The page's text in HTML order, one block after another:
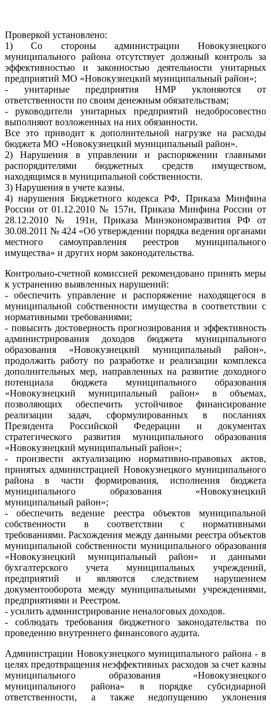
Проверкой установлено:
1) Со стороны администрации Новокузнецкого
муниципального района отсутствует должный контроль за
эффективностью и законностью деятельности унитарных
предприятий МО «Новокузнецкий муниципальный район»;
- унитарные предприятия НМР уклоняются от
ответственности по своим денежным обязательствам;
- руководители унитарных предприятий недобросовестно
выполняют возложенных на них обязанности.
Все это приводит к дополнительной нагрузке на расходы
бюджета МО «Новокузнецкий муниципальный район».
2) Нарушения в управлении и распоряжении главными
распорядителями бюджетных средств имуществом,
находящимся в муниципальной собственности.
3) Нарушения в учете казны.
4) нарушения Бюджетного кодекса РФ, Приказа Минфина
России от 01.12.2010 № 157н, Приказа Минфина России от
28.12.2010 № 191н, Приказа Минэкономразвития РФ от
30.08.2011 № 424 «Об утверждении порядка ведения органами
местного самоуправления реестров муниципального
имущества» и других норм законодательства.
Контрольно-счетной комиссией рекомендовано принять меры
к устранению выявленных нарушений:
- обеспечить управление и распоряжение находящегося в
муниципальной собственности имущества в соответствии с
нормативными требованиями;
- повысить достоверность прогнозирования и эффективность
администрирования доходов бюджета муниципального
образования «Новокузнецкий муниципальный район»,
продолжить работу по разработке и реализации комплекса
дополнительных мер, направленных на развитие доходного
потенциала бюджета муниципального образования
«Новокузнецкий муниципальный район» в объемах,
позволяющих обеспечить устойчивое финансирование
реализации задач, сформулированных в посланиях
Президента Российской Федерации и документах
стратегического развития муниципального образования
«Новокузнецкий муниципальный район»;
- произвести актуализацию нормативно-правовых актов,
принятых администрацией Новокузнецкого муниципального
района в части формирования, исполнения бюджета
муниципального образования «Новокузнецкий
муниципальный район»;
- обеспечить ведение реестра объектов муниципальной
собственности в соответствии с нормативными
требованиями. Расхождения между данными реестра объектов
муниципальной собственности муниципального образования
«Новокузнецкий муниципальный район» и данными
бухгалтерского учета муниципальных учреждений,
предприятий и являются следствием нарушением
документооборота между муниципальными учреждениями,
предприятиями и Реестром.
- усилить администрирование неналоговых доходов.
- соблюдать требования бюджетного законодательства по
проведению внутреннего финансового аудита.
Администрации Новокузнецкого муниципального района - в
целях предотвращения неэффективных расходов за счет казны
муниципального образования «Новокузнецкого
муниципального района» в порядке субсидиарной
ответственности, а также недопущению уклонения